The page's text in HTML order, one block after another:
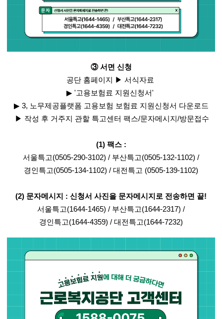
③서면 신청
공단 홈페이지 ▶ 서식자료
▶ '고용보험료 지원신청서'
▶3, 노무제공플랫폼 고용보험 보험료 지원신청서 다운로드
▶ 작성 후 거주지 관할 특고센터 팩스/문자메시지/방문접수
(1) 팩스 :
서울특고(0505-290-3102) / 부산특고(0505-132-1102) /
경인특고(0505-134-1102) / 대전특고 (0505-139-1102)
(2) 문자메시지 : 신청서 사진을 문자메시지로 전송하면 끝!
서울특고(1644-1465) / 부산특고(1644-2317) /
경인특고(1644-4359) / 대전특고(1644-7232)